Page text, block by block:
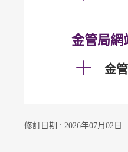
金管局網
金
修訂日期 : 2026年07月02日